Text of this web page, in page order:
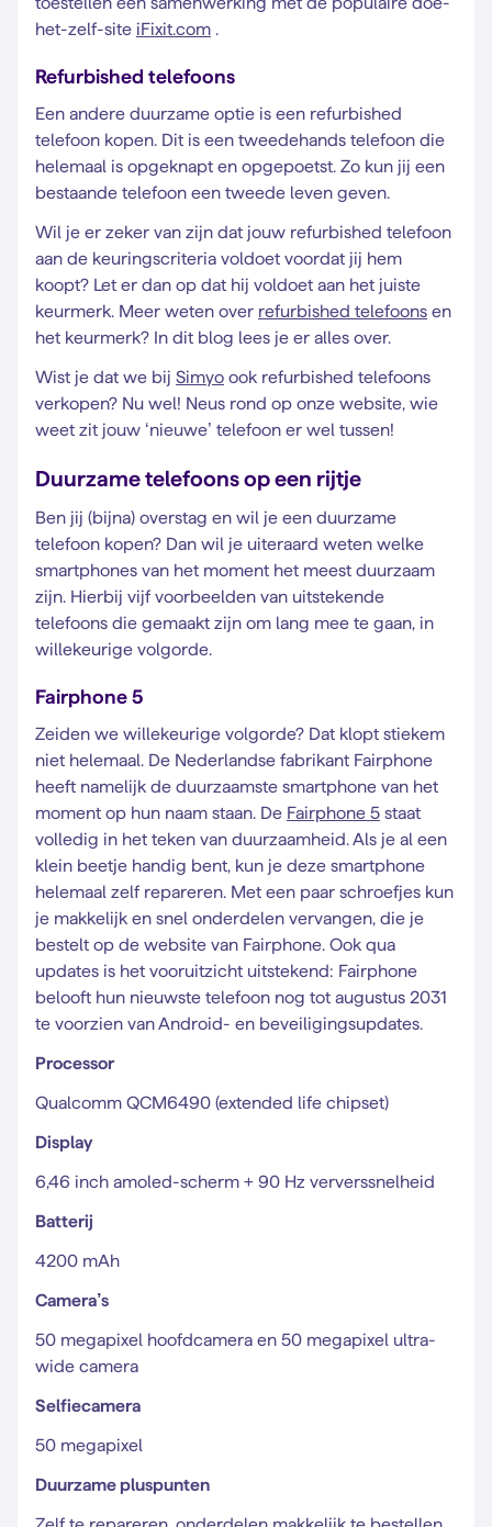
het-zelf-site iFixit.com .
Refurbished telefoons
Een andere duurzame optie is een refurbished
telefoon kopen. Dit is een tweedehands telefoon die
helemaal is opgeknapt en opgepoetst. Zo kun jij een
bestaande telefoon een tweede leven geven.
Wil je er zeker van zijn dat jouw refurbished telefoon
aan de keuringscriteria voldoet voordat jij hem
koopt? Let er dan op dat hij voldoet aan het juiste
keurmerk. Meer weten over refurbished telefoons en
het keurmerk? In dit blog lees je er alles over.
Wist je dat we bij Simyo ook refurbished telefoons
verkopen? Nu wel! Neus rond op onze website, wie
weet zit jouw ‘nieuwe’ telefoon er wel tussen!
Duurzame telefoons op een rijtje
Ben jij (bijna) overstag en wil je een duurzame
telefoon kopen? Dan wil je uiteraard weten welke
smartphones van het moment het meest duurzaam
zijn. Hierbij vijf voorbeelden van uitstekende
telefoons die gemaakt zijn om lang mee te gaan, in
willekeurige volgorde.
Fairphone 5
Zeiden we willekeurige volgorde? Dat klopt stiekem
niet helemaal. De Nederlandse fabrikant Fairphone
heeft namelijk de duurzaamste smartphone van het
moment op hun naam staan. De Fairphone 5 staat
volledig in het teken van duurzaamheid. Als je al een
klein beetje handig bent, kun je deze smartphone
helemaal zelf repareren. Met een paar schroefjes kun
je makkelijk en snel onderdelen vervangen, die je
bestelt op de website van Fairphone. Ook qua
updates is het vooruitzicht uitstekend: Fairphone
belooft hun nieuwste telefoon nog tot augustus 2031
te voorzien van Android- en beveiligingsupdates.
Processor
Qualcomm QCM6490 (extended life chipset)
Display
6,46 inch amoled-scherm + 90 Hz ververssnelheid
Batterij
4200 mAh
Camera’s
50 megapixel hoofdcamera en 50 megapixel ultra-
wide camera
Selfiecamera
50 megapixel
Duurzame pluspunten